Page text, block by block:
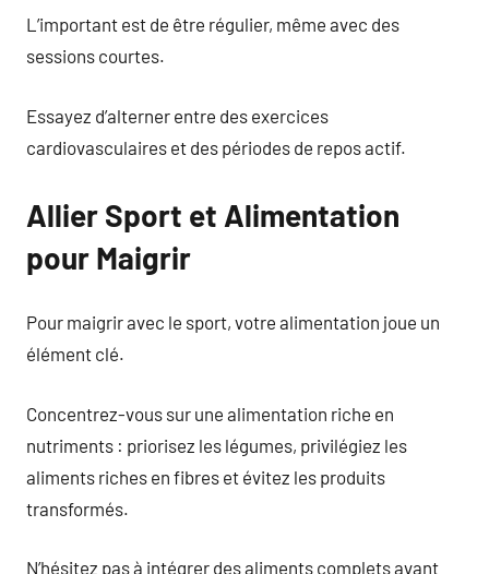
L’important est de être régulier, même avec des
sessions courtes.
Essayez d’alterner entre des exercices
cardiovasculaires et des périodes de repos actif.
Allier Sport et Alimentation
pour Maigrir
Pour maigrir avec le sport, votre alimentation joue un
élément clé.
Concentrez-vous sur une alimentation riche en
nutriments : priorisez les légumes, privilégiez les
aliments riches en fibres et évitez les produits
transformés.
N’hésitez pas à intégrer des aliments complets avant